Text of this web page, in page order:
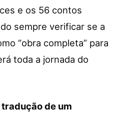
e os 56 contos
sempre verificar se a
“obra completa” para
toda a jornada do
tradução de um